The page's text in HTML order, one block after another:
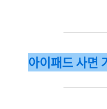
아이패드 사면